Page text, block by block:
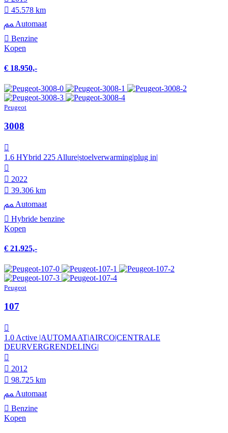
45.578 km
Automaat
Benzine
Kopen
€ 18.950,-
Peugeot
3008
1.6 HYbrid 225 Allure|stoelverwarming|plug in|
2022
39.306 km
Automaat
Hybride benzine
Kopen
€ 21.925,-
Peugeot
107
1.0 Active |AUTOMAAT|AIRCO|CENTRALE
DEURVERGRENDELING|
2012
98.725 km
Automaat
Benzine
Kopen